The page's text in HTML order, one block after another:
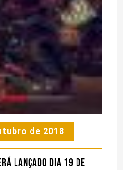
de 2018
lançado dia 19 de